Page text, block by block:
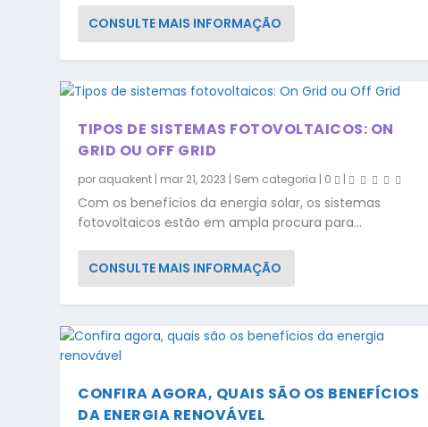
CONSULTE MAIS INFORMAÇÃO
TIPOS DE SISTEMAS FOTOVOLTAICOS: ON
GRID OU OFF GRID
por aquakent | mar 21, 2023 | Sem categoria | 0 |
Com os benefícios da energia solar, os sistemas
fotovoltaicos estão em ampla procura para...
CONSULTE MAIS INFORMAÇÃO
CONFIRA AGORA, QUAIS SÃO OS BENEFÍCIOS
DA ENERGIA RENOVÁVEL